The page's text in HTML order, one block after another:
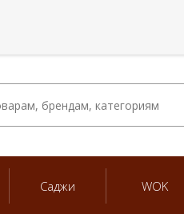
Саджи WOK